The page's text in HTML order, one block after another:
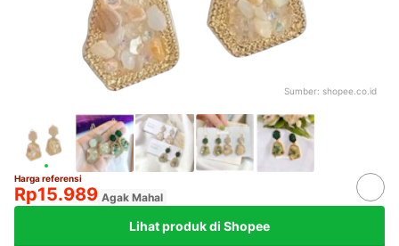
Sumber: shopee.co.id
Harga referensi
Rp15.989 Agak Mahal
Lihat produk di Shopee